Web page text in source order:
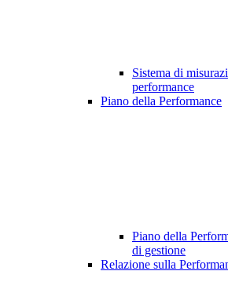
Sistema di
performance
Piano della Performance
Piano della
di gestione
Relazione sulla